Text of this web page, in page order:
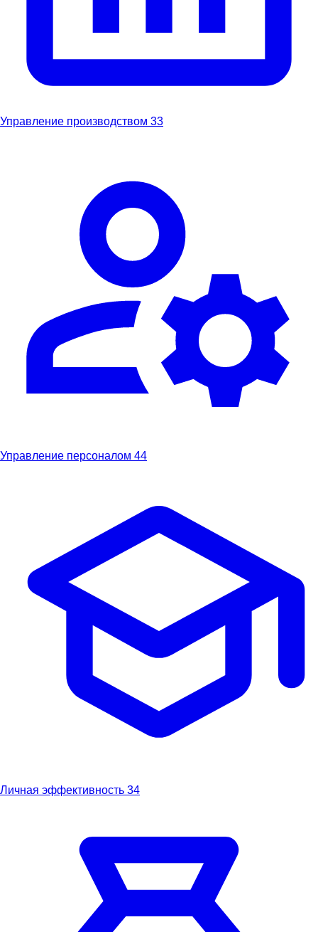
Управление производством 33
Управление персоналом 44
Личная эффективность 34